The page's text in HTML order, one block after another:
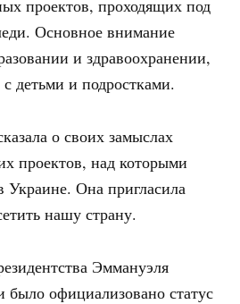
проектов, проходящих под
Основное внимание
и здравоохранении,
детьми и подростками.
о своих замыслах
проектов, над которыми
Украине. Она пригласила
нашу страну.
Эммануэля
официализовано статус